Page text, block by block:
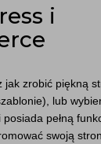
i
jak zrobić piękną
lub
pełną
swoją